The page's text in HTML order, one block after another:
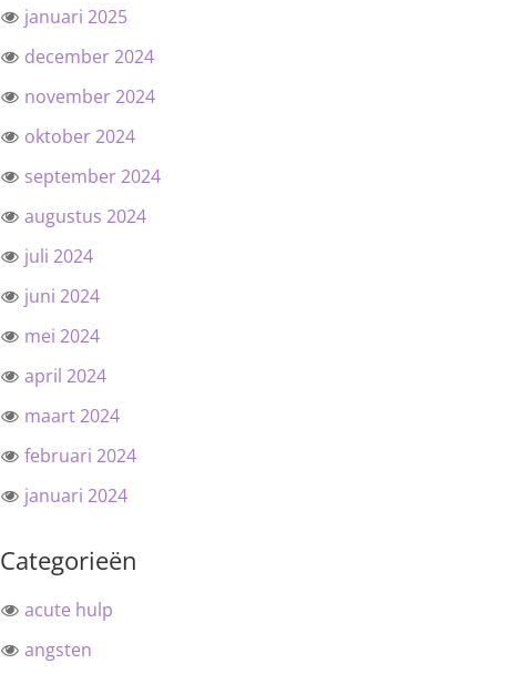
januari 2025
december 2024
november 2024
oktober 2024
september 2024
augustus 2024
juli 2024
juni 2024
mei 2024
april 2024
maart 2024
februari 2024
januari 2024
Categorieën
acute hulp
angsten